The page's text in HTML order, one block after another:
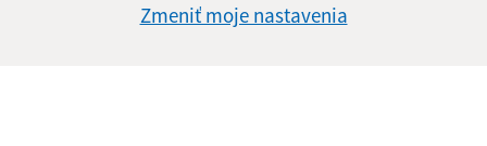
Zmeniť moje nastavenia